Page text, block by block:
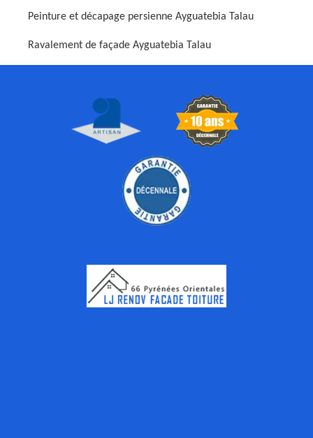
Peinture et décapage persienne Ayguatebia Talau
Ravalement de façade Ayguatebia Talau